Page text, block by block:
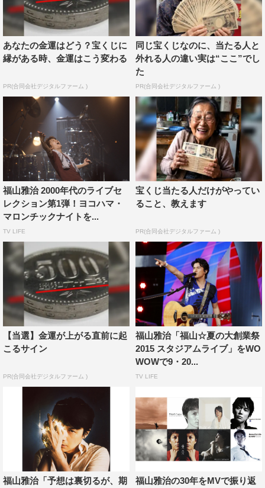
その福山が、1998年は一気に音楽へとベクトルを振る。4
月にシングル「Heart」を発表したかと思うと、6月にはオ
リジナルアルバム『SING A SONG』をリリース。9月から
満を持してスタートさせたのが、このツアーだ。音楽活動
を本格化させた福山の喜びまでもが伝わってくる、ヒット
曲満載のステージとなっている。
そして、11月8日（日）に放送される第2弾は、1998年に
青山スパイラルホールでアルバム発売を記念して開催され
た「SING A SONG」。2年半ぶりとなったこのライブは、
ボーカル＆アコースティックギター福山、ギター吉川忠
英、パーカッション三沢またろうの3人による、シンプル
なアコースティック編成で行われた。
招待客に加え、ステージ上の出演者にもアルコールが振る
舞われ、リラックスした中で進行していくという、今では
なかなか見ることのできないスタイル。MCでは、福山を
支えるスタッフからの質問にステージ上で答えるなど、現
在にも通ずる彼のライブスタイルを感じることができる。
久々の音楽活動を福山自身が楽しんでいることがうかがえ
あなたの金運はどう？宝くじに
縁がある時、金運はこう変わる
PR(合同会社デジタルファーム )
同じ宝くじなのに、当たる人と
外れる人の違い実は“ここ”でし
た
PR(合同会社デジタルファーム )
福山雅治 2000年代のライブセ
レクション第1弾！ヨコハマ・
マロンチックナイトを...
TV LIFE
宝くじ当たる人だけがやってい
ること、教えます
PR(合同会社デジタルファーム )
【当選】金運が上がる直前に起
こるサイン
PR(合同会社デジタルファーム )
福山雅治「福山☆夏の大創業祭
2015 スタジアムライブ」をWO
WOWで9・20...
TV LIFE
福山雅治「予想は裏切るが、期
福山雅治の30年をMVで振り返